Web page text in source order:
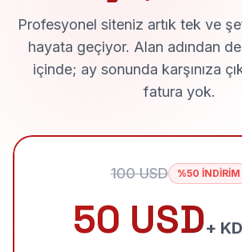
Profesyonel siteniz artık tek ve
hayata geçiyor. Alan adından
içinde; ay sonunda karşınıza
fatura yok.
100 USD %50 İNDİRİM
50 USD+